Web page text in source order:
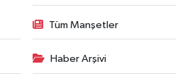
Tüm Manşetler
Haber Arşivi